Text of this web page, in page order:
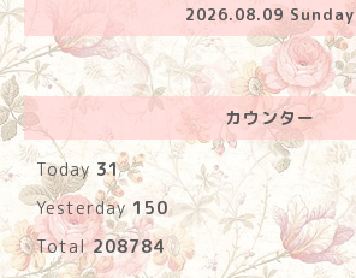
2026.08.09 Sunday
カウンター
Today 31
Yesterday 150
Total208784